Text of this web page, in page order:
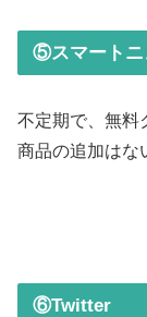
⑤スマートニ
不定期で、無料
商品の追加はな
⑥Twitter